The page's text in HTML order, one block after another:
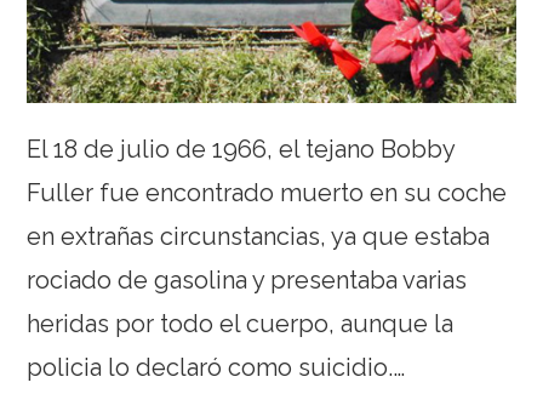
El 18 de julio de 1966, el tejano Bobby
Fuller fue encontrado muerto en su coche
en extrañas circunstancias, ya que estaba
rociado de gasolina y presentaba varias
heridas por todo el cuerpo, aunque la
policia lo declaró como suicidio.…